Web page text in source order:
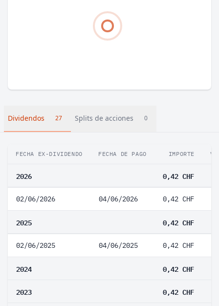
Dividendos 27 Splits de acciones 0
FECHA EX-DIVIDENDO FECHA DE PAGO IMPORTE
2026 0,42 CHF
02/06/2026 04/06/2026 0,42 CHF
2025 0,42 CHF
02/06/2025 04/06/2025 0,42 CHF
2024 0,42 CHF
2023 0,42 CHF